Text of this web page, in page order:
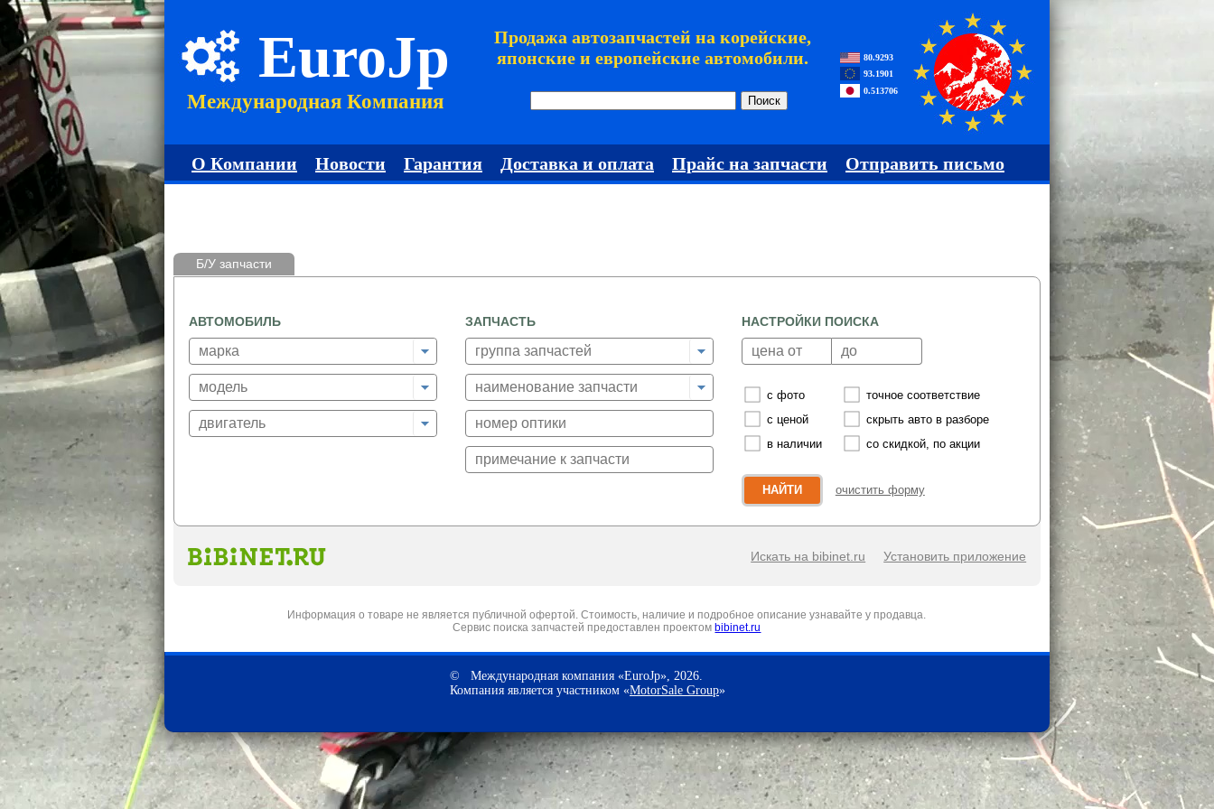
EuroJp
Международная Компания
Продажа автозапчастей на корейские,
японские и европейские автомобили.
80.9293
93.1901
0.513706
О Компании Новости Гарантия Доставка и оплата Прайс на запчасти Отправить письмо
Б/У запчасти
АВТОМОБИЛЬ ЗАПЧАСТЬ НАСТРОЙКИ ПОИСКА
с фото
точное соответствие
с ценой
скрыть авто в разборе
в наличии
со скидкой, по акции
НАЙТИ очистить форму
Искать на bibinet.ru Установить приложение
Информация о товаре не является публичной офертой. Стоимость, наличие и подробное описание узнавайте у продавца.
Сервис поиска запчастей предоставлен проектом bibinet.ru
© Международная компания «EuroJp», 2026.
Компания является участником «MotorSale Group»